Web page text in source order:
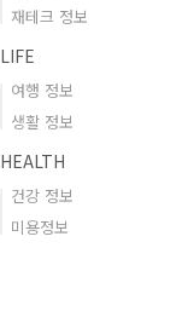
재테크 정보
LIFE
여행 정보
생활 정보
HEALTH
건강 정보
미용정보